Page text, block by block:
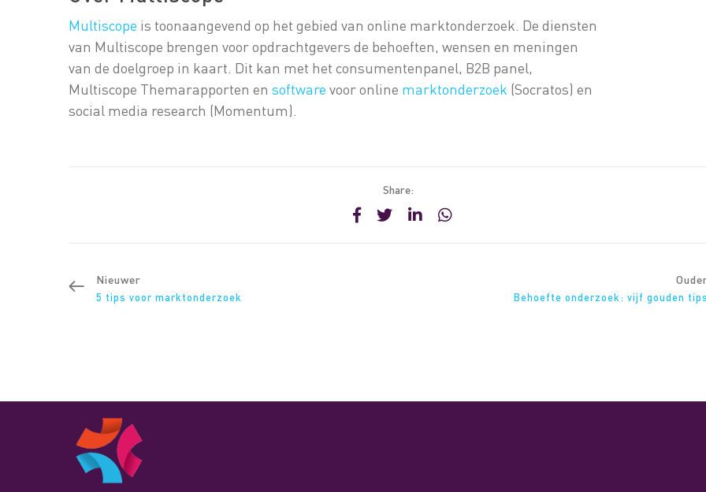
Multiscope is toonaangevend op het gebied van online marktonderzoek. De diensten
van Multiscope brengen voor opdrachtgevers de behoeften, wensen en meningen
van de doelgroep in kaart. Dit kan met het consumentenpanel, B2B panel,
Multiscope Themarapporten ensoftware voor online marktonderzoek (Socratos) en
social media research (Momentum).
Share:
Nieuwer
5 tips voor marktonderzoek Behoefte onderzoek: vijf gouden